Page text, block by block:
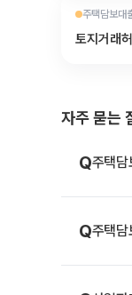
주택담보대
토지거래
자주 묻는
Q주택담
Q주택담